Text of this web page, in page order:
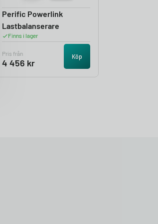
Perific Powerlink
Lastbalanserare
Finns i lager
Pris från
4 456 kr
Köp